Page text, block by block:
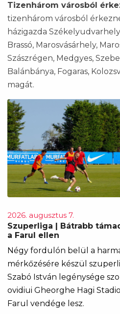
Tizenhárom városból
tizenhárom városból
házigazda
Brassó, Marosvásárhely,
Szászrégen, Medgyes,
Balánbánya, Fogaras,
magát.
2026. augusztus 7.
Szuperliga | Bátrabb
a Farul ellen
Négy fordulón belül a
mérkőzésére készül
Szabó István legénysége
ovidiui Gheorghe Hagi
Farul vendége lesz.